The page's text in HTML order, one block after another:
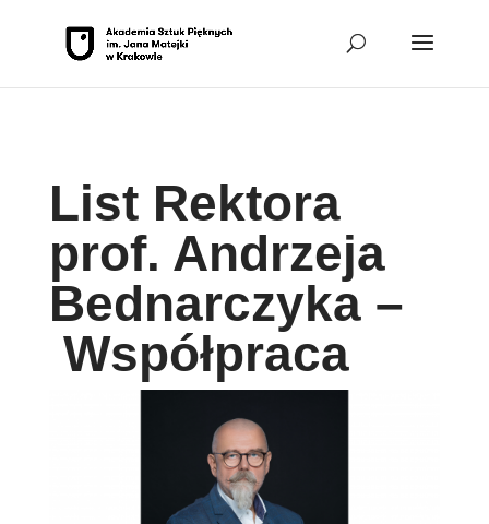
List Rektora
prof. Andrzeja
Bednarczyka –
Współpraca